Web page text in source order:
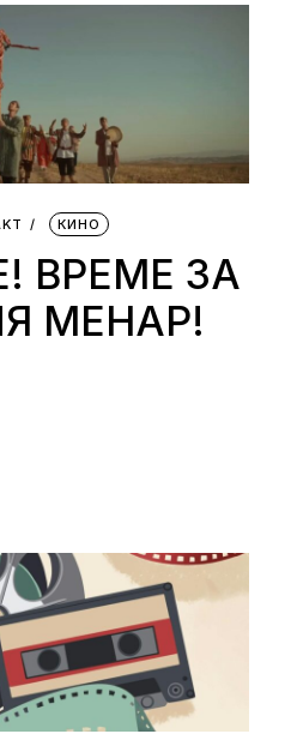
КИНО
ВРЕМЕ ЗА
МЕНАР!